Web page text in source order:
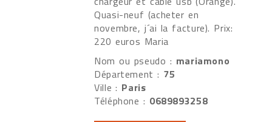
Quasi-neuf (acheter en
novembre, j´ai la facture). Prix:
220 euros Maria
Nom ou pseudo : mariamono
Département : 75
Ville : Paris
Téléphone : 0689893258